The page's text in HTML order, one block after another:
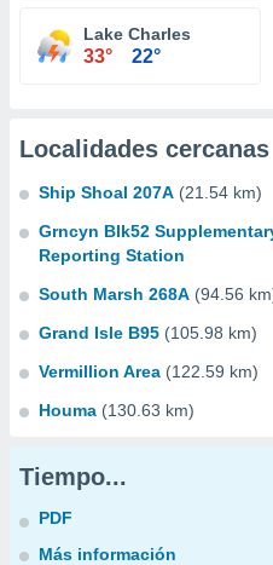
Lake Charles
33° 22°
Localidades cercanas
Ship Shoal 207A (21.54 km)
Grncyn Blk52
Reporting Station
South Marsh 268A (94.56
Grand Isle B95 (105.98 km)
Vermillion Area (122.59 km)
Houma (130.63 km)
Tiempo...
PDF
Más información